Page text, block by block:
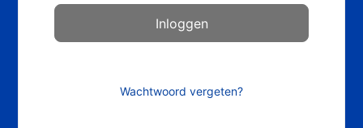
Wachtwoord vergeten?